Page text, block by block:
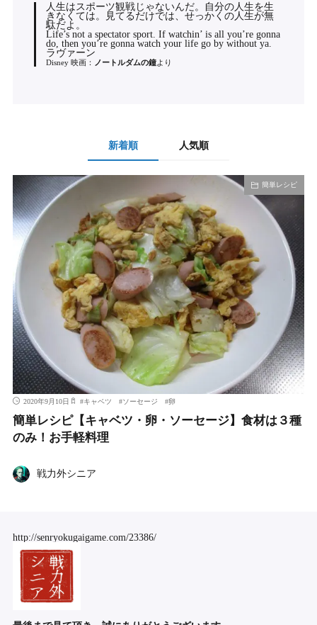
人生はスポーツ観戦じゃないんだ。自分の人生を生
きなくては。見てるだけでは、せっかくの人生が無
駄だよ。
Life’s not a spectator sport. If watchin’ is all you’re gonna
do, then you’re gonna watch your life go by without ya.
ラヴァーン
Disney 映画： ノートルダムの鐘より
新着順 人気順
簡単レシピ
2020年9月10日 #キャベツ #ソーセージ #卵
簡単レシピ【キャベツ・卵・ソーセージ】食材は３種
のみ！お手軽料理
戦力外シニア
http://senryokugaigame.com/23386/